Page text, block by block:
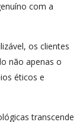
com a
os clientes
não apenas o
éticos e
transcende